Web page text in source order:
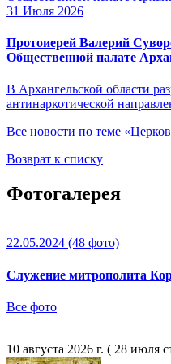
31 Июля 2026
Протоиерей Валерий
Общественной палате
В Архангельской области
антинаркотической
Все новости по теме
Возврат к списку
Фотогалерея
22.05.2024 (48 фото)
Служение митрополита
Все фото
10 августа 2026 г. ( 28 июля